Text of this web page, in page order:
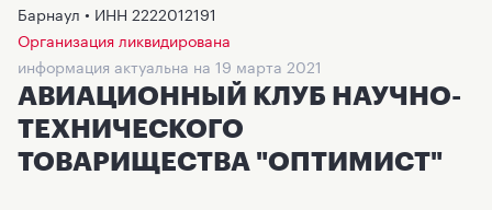
Барнаул • ИНН 2222012191
Организация ликвидирована
информация актуальна на 19 марта 2021
АВИАЦИОННЫЙ КЛУБ НАУЧНО-
ТЕХНИЧЕСКОГО
ТОВАРИЩЕСТВА "ОПТИМИСТ"